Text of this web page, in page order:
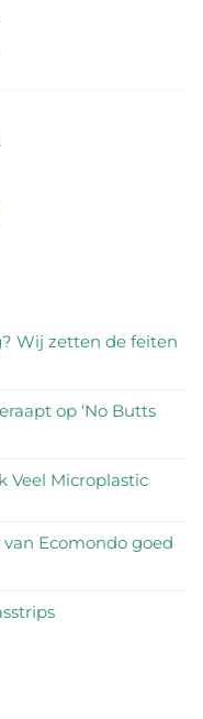
Wij zetten de feiten
op ‘No Butts
Veel Microplastic
Ecomondo goed